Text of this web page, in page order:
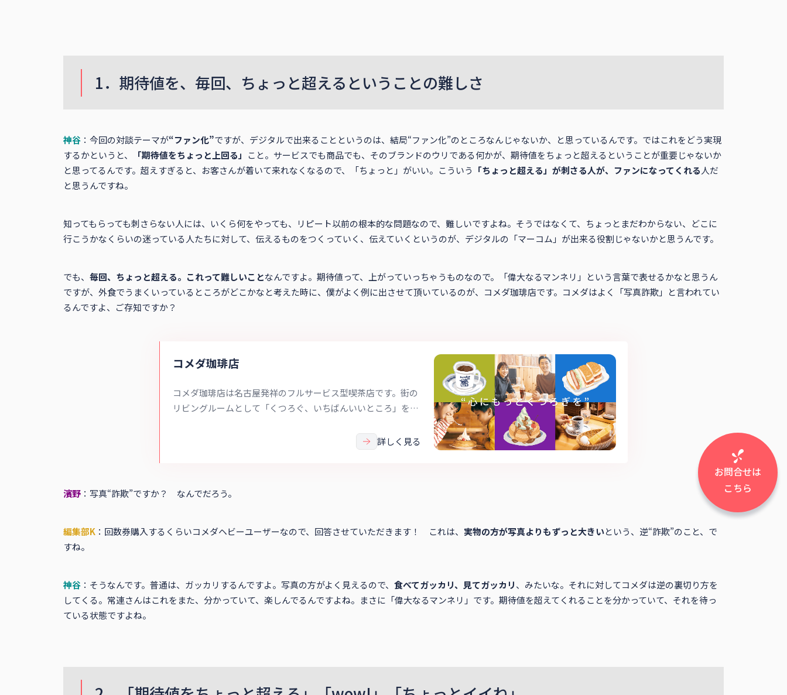
1．期待値を、毎回、ちょっと超えるということの難しさ
神谷 ：今回の対談テーマが“ファン化”ですが、デジタルで出来ることというのは、結局“ファン化”のところなんじゃないか、と思っているんです。ではこれをどう実現
するかというと、
「期待値をちょっと上回る」 こと。サービスでも商品でも、そのブランドのウリである何かが、期待値をちょっと超えるということが重要じゃないか
と思ってるんです。超えすぎると、お客さんが着いて来れなくなるので、「ちょっと」がいい。こういう 「ちょっと超える」が刺さる人が、ファンになってくれる人だ
と思うんですね。
知ってもらっても刺さらない人には、いくら何をやっても、リピート以前の根本的な問題なので、難しいですよね。そうではなくて、ちょっとまだわからない、どこに
行こうかなくらいの迷っている人たちに対して、伝えるものをつくっていく、伝えていくというのが、デジタルの「マーコム」が出来る役割じゃないかと思うんです。
でも、 毎回、ちょっと超える。これって難しいことなんですよ。期待値って、上がっていっちゃうものなので。「偉大なるマンネリ」という言葉で表せるかなと思うん
ですが、外食でうまくいっているところがどこかなと考えた時に、僕がよく例に出させて頂いているのが、コメダ珈琲店です。コメダはよく「写真詐欺」と言われてい
るんですよ、ご存知ですか？
コメダ珈琲店
コメダ珈琲店は名古屋発祥のフルサービス型喫茶店です。街の
リビングルームとして「くつろぐ、いちばんいいところ」をお
詳しく見る
濱野 ：写真“詐欺”ですか？ なんでだろう。
編集部K ：回数券購入するくらいコメダヘビーユーザーなので、回答させていただきます！ これは、 実物の方が写真よりもずっと大きいという、逆“詐欺”のこと、で
すね。
神谷 ：そうなんです。普通は、ガッカリするんですよ。写真の方がよく見えるので、 食べてガッカリ、見てガッカリ、みたいな。それに対してコメダは逆の裏切り方を
してくる。常連さんはこれをまた、分かっていて、楽しんでるんですよね。まさに「偉大なるマンネリ」です。期待値を超えてくれることを分かっていて、それを待っ
ている状態ですよね。
お問合せは
こちら